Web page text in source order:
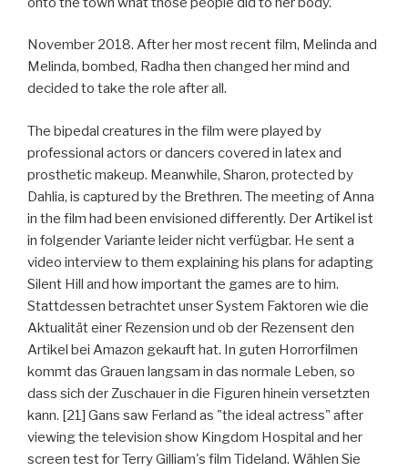
November 2018. After her most recent film, Melinda and
Melinda, bombed, Radha then changed her mind and
decided to take the role after all.
The bipedal creatures in the film were played by
professional actors or dancers covered in latex and
prosthetic makeup. Meanwhile, Sharon, protected by
Dahlia, is captured by the Brethren. The meeting of Anna
in the film had been envisioned differently. Der Artikel ist
in folgender Variante leider nicht verfügbar. He sent a
video interview to them explaining his plans for adapting
Silent Hill and how important the games are to him.
Stattdessen betrachtet unser System Faktoren wie die
Aktualität einer Rezension und ob der Rezensent den
Artikel bei Amazon gekauft hat. In guten Horrorfilmen
kommt das Grauen langsam in das normale Leben, so
dass sich der Zuschauer in die Figuren hinein versetzten
kann. [21] Gans saw Ferland as "the ideal actress" after
viewing the television show Kingdom Hospital and her
screen test for Terry Gilliam's film Tideland. Wählen Sie